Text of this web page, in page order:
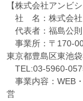
【株式会社アンビ
社 名：株式会社
代表者：福島公則
事業所：〒170-
東京都豊島区東池
TEL:03-5960-
事業内容：WEB
営